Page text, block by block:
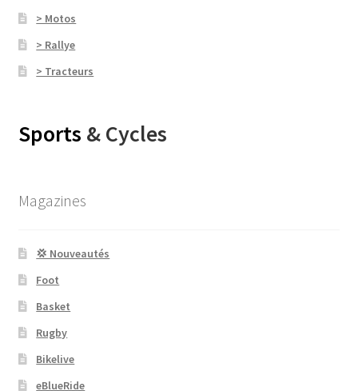
> Motos
> Rallye
> Tracteurs
Sports & Cycles
Magazines
💢 Nouveautés
Foot
Basket
Rugby
Bikelive
eBlueRide